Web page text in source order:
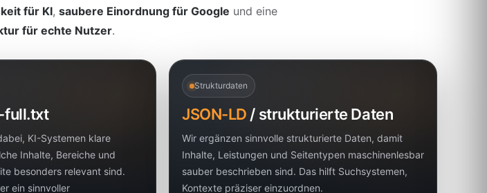
für KI, saubere Einordnung für Google und eine
für echte Nutzer.
full.txt
KI-Systemen klare
Inhalte, Bereiche und
besonders relevant sind.
ein sinnvoller
Strukturdaten
JSON-LD / strukturierte Daten
Wir ergänzen sinnvolle strukturierte Daten, damit
Inhalte, Leistungen und Seitentypen maschinenlesbar
sauber beschrieben sind. Das hilft Suchsystemen,
Kontexte präziser einzuordnen.